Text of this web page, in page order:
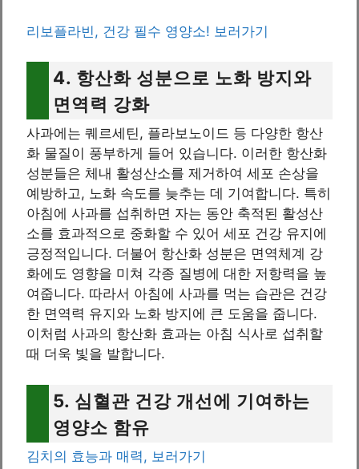
리보플라빈, 건강 필수 영양소! 보러가기
4. 항산화 성분으로 노화 방지와
면역력 강화
사과에는 퀘르세틴, 플라보노이드 등 다양한 항산
화 물질이 풍부하게 들어 있습니다. 이러한 항산화
성분들은 체내 활성산소를 제거하여 세포 손상을
예방하고, 노화 속도를 늦추는 데 기여합니다. 특히
아침에 사과를 섭취하면 자는 동안 축적된 활성산
소를 효과적으로 중화할 수 있어 세포 건강 유지에
긍정적입니다. 더불어 항산화 성분은 면역체계 강
화에도 영향을 미쳐 각종 질병에 대한 저항력을 높
여줍니다. 따라서 아침에 사과를 먹는 습관은 건강
한 면역력 유지와 노화 방지에 큰 도움을 줍니다.
이처럼 사과의 항산화 효과는 아침 식사로 섭취할
때 더욱 빛을 발합니다.
5. 심혈관 건강 개선에 기여하는
영양소 함유
김치의 효능과 매력, 보러가기